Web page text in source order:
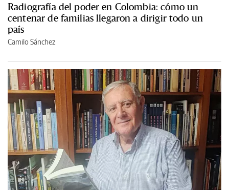
Radiografía del poder en Colombia: cómo un
centenar de familias llegaron a dirigir todo un
país
Camilo Sánchez